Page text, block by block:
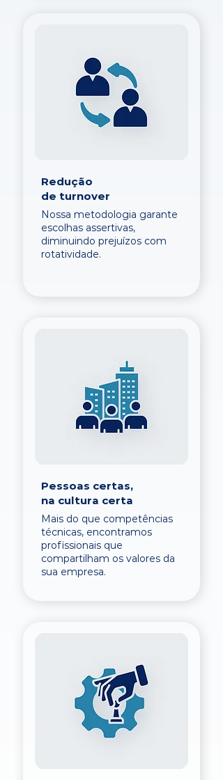
Redução
de turnover
Nossa metodologia garante
escolhas assertivas,
diminuindo prejuízos com
rotatividade.
Pessoas certas,
na cultura certa
Mais do que competências
técnicas, encontramos
profissionais que
compartilham os valores da
sua empresa.